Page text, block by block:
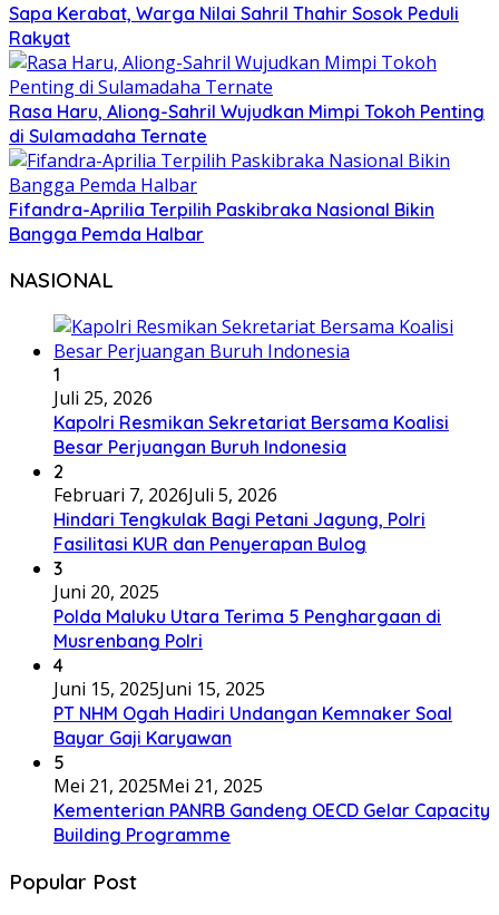
Sapa Kerabat, Warga Nilai Sahril Thahir Sosok Peduli
Rakyat
Rasa Haru, Aliong-Sahril Wujudkan Mimpi Tokoh Penting
di Sulamadaha Ternate
Fifandra-Aprilia Terpilih Paskibraka Nasional Bikin
Bangga Pemda Halbar
NASIONAL
1
Juli 25, 2026
Kapolri Resmikan Sekretariat Bersama Koalisi
Besar Perjuangan Buruh Indonesia
2
Februari 7, 2026Juli 5, 2026
Hindari Tengkulak Bagi Petani Jagung, Polri
Fasilitasi KUR dan Penyerapan Bulog
3
Juni 20, 2025
Polda Maluku Utara Terima 5 Penghargaan di
Musrenbang Polri
4
Juni 15, 2025Juni 15, 2025
PT NHM Ogah Hadiri Undangan Kemnaker Soal
Bayar Gaji Karyawan
5
Mei 21, 2025Mei 21, 2025
Kementerian PANRB Gandeng OECD Gelar Capacity
Building Programme
Popular Post